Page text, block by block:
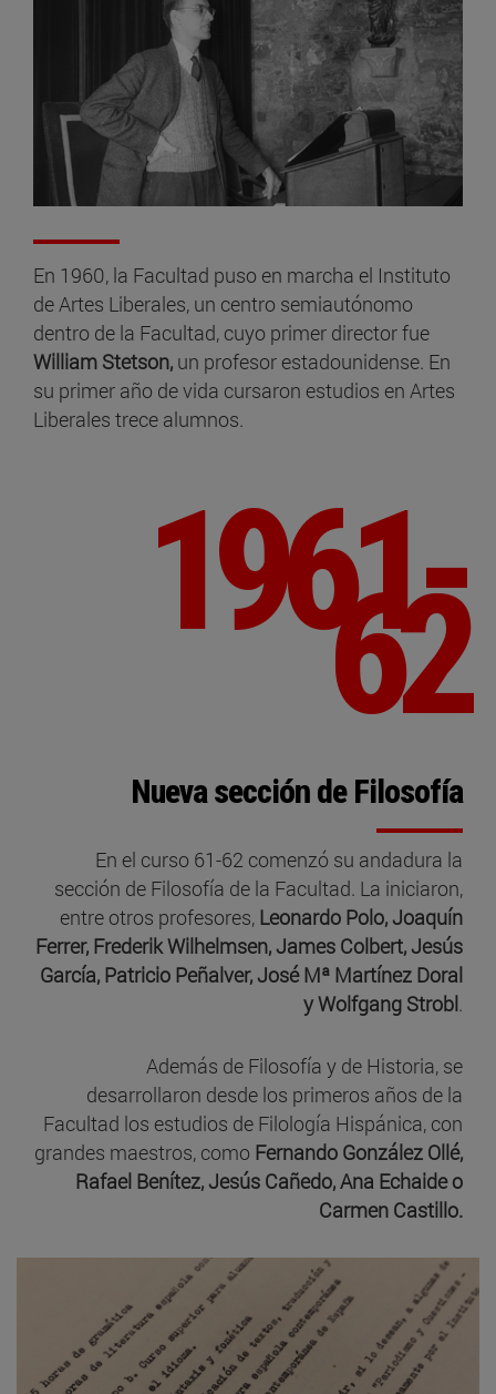
En 1960, la Facultad puso en marcha el Instituto
de Artes Liberales, un centro semiautónomo
dentro de la Facultad, cuyo primer director fue
William Stetson, un profesor estadounidense. En
su primer año de vida cursaron estudios en Artes
Liberales trece alumnos.
1961-
62
Nueva sección de Filosofía
En el curso 61-62 comenzó su andadura la
sección de Filosofía de la Facultad. La iniciaron,
entre otros profesores, Leonardo Polo, Joaquín
Ferrer, Frederik Wilhelmsen, James Colbert, Jesús
García, Patricio Peñalver, José Mª Martínez Doral
y Wolfgang Strobl.
Además de Filosofía y de Historia, se
desarrollaron desde los primeros años de la
Facultad los estudios de Filología Hispánica, con
grandes maestros, como Fernando González Ollé,
Rafael Benítez, Jesús Cañedo, Ana Echaide o
Carmen Castillo.